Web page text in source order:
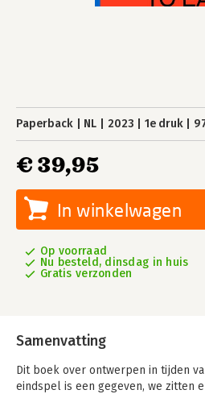
Paperback NL 2023 1e druk
€ 39,95
In winkelwagen
Op voorraad
Nu besteld, dinsdag in huis
Gratis verzonden
Samenvatting
Dit boek over ontwerpen in tijden
eindspel is een gegeven, we zitten